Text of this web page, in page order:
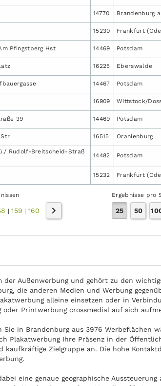
14770 Brandenburg
15230 Frankfurt
Pfingstberg Hst 14469 Potsdam
16225 Eberswalde
14467 Potsdam
16909 Wittstock/
39 14469 Potsdam
16515 Oranienburg
Rudolf-Breitscheid-Straß
14482 Potsdam
15232 Frankfurt
Ergebnisse pro
|159 | 160 25 50
der Außenwerbung und gehört zu den
die anderen Medien und Werbung
alleine einsetzen oder in
oder Printwerbung crossmedial auf sich
Sie in Brandenburg aus 3976 Werbeflächen
Plakatwerbung Ihre Präsenz in der
kaufkräftige Zielgruppe an. Die hohe
eine genaue geographische